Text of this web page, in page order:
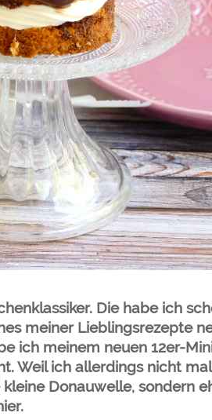
Die habe ich
meiner Lieblingsrezepte
ich meinem neuen 12er-
Weil ich allerdings nicht
Donauwelle, sondern